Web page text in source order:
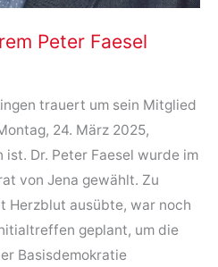
Peter Faesel
trauert um sein Mitglied
24. März 2025,
Dr. Peter Faesel wurde im
von Jena gewählt. Zu
Herzblut ausübte, war noch
geplant, um die
Basisdemokratie